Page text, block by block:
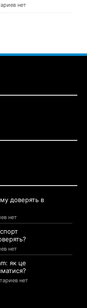
нет
доверять в
нет
нет
як це
нет